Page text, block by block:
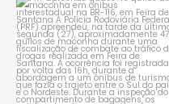
PRF apreende quase 48 quilos
de maconha em ônibus...
1 0